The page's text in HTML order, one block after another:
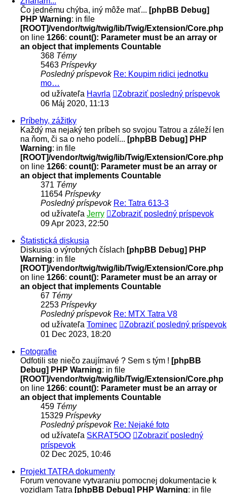
Čo jednému chýba, iný môže mať... [phpBB Debug]
PHP Warning: in file
[ROOT]/vendor/twig/twig/lib/Twig/Extension/Core.php
on line 1266: count(): Parameter must be an array or
an object that implements Countable
368 Témy
5463 Príspevky
Posledný príspevok Re: Koupim ridici jednotku
mo…
od užívateľa Havrla
Zobraziť posledný príspevok
06 Máj 2020, 11:13
Príbehy, zážitky
Každý ma nejaký ten príbeh so svojou Tatrou a záleží len
na ňom, či sa o neho podelí... [phpBB Debug] PHP
Warning: in file
[ROOT]/vendor/twig/twig/lib/Twig/Extension/Core.php
on line 1266: count(): Parameter must be an array or
an object that implements Countable
371 Témy
11654 Príspevky
Posledný príspevok Re: Tatra 613-3
od užívateľa Jerry
Zobraziť posledný príspevok
09 Apr 2023, 22:50
Štatistická diskusia
Diskusia o výrobných číslach [phpBB Debug] PHP
Warning: in file
[ROOT]/vendor/twig/twig/lib/Twig/Extension/Core.php
on line 1266: count(): Parameter must be an array or
an object that implements Countable
67 Témy
2253 Príspevky
Posledný príspevok Re: MTX Tatra V8
od užívateľa Tominec
Zobraziť posledný príspevok
01 Dec 2023, 18:20
Fotografie
Odfotili ste niečo zaujímavé ? Sem s tým ! [phpBB
Debug] PHP Warning: in file
[ROOT]/vendor/twig/twig/lib/Twig/Extension/Core.php
on line 1266: count(): Parameter must be an array or
an object that implements Countable
459 Témy
15329 Príspevky
Posledný príspevok Re: Nejaké foto
od užívateľa SKRAT5OO
Zobraziť posledný
príspevok
02 Dec 2025, 10:46
Projekt TATRA dokumenty
Forum venovane vytvaraniu pomocnej dokumentacie k
vozidlam Tatra [phpBB Debug] PHP Warning: in file